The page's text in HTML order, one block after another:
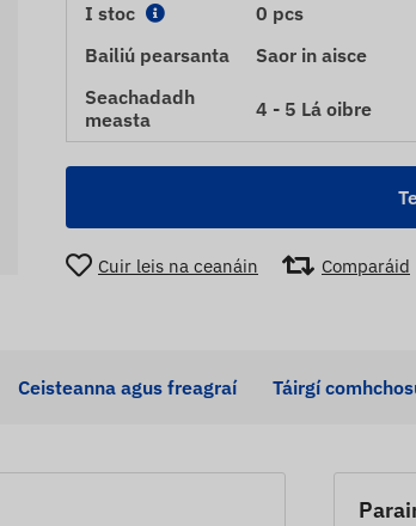
I stoc
0 pcs
Bailiú pearsanta
Saor in aisce
Seachadadh
measta
4 - 5 Lá oibre
Cuir leis na ceanáin Comparáid
Ceisteanna agus freagraí Táirgí